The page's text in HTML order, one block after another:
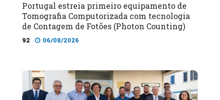
Portugal estreia primeiro equipamento de
Tomografia Computorizada com tecnologia
de Contagem de Fotões (Photon Counting)
92 06/08/2026